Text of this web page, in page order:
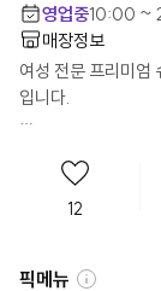
영업중10:00 ~
매장정보
여성 전문 프리미엄
입니다.
본연의 아름다움을
12
픽메뉴